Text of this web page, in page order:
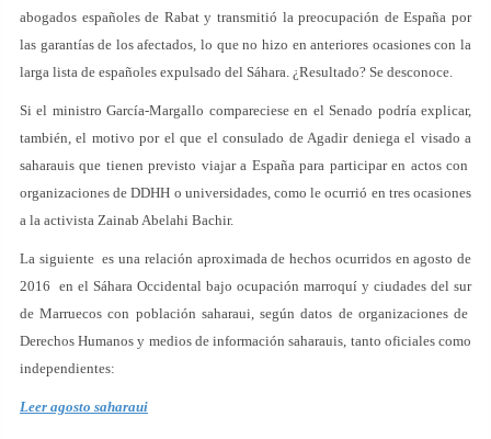
abogados españoles de Rabat y transmitió la preocupación de España por
las garantías de los afectados, lo que no hizo en anteriores ocasiones con la
larga lista de españoles expulsado del Sáhara. ¿Resultado? Se desconoce.
Si el ministro García-Margallo compareciese en el Senado podría explicar,
también, el motivo por el que el consulado de Agadir deniega el visado a
saharauis que tienen previsto viajar a España para participar en actos con
organizaciones de DDHH o universidades, como le ocurrió en tres ocasiones
a la activista Zainab Abelahi Bachir.
La siguiente es una relación aproximada de hechos ocurridos en agosto de
2016 en el Sáhara Occidental bajo ocupación marroquí y ciudades del sur
de Marruecos con población saharaui, según datos de organizaciones de
Derechos Humanos y medios de información saharauis, tanto oficiales como
independientes:
Leer agosto saharaui